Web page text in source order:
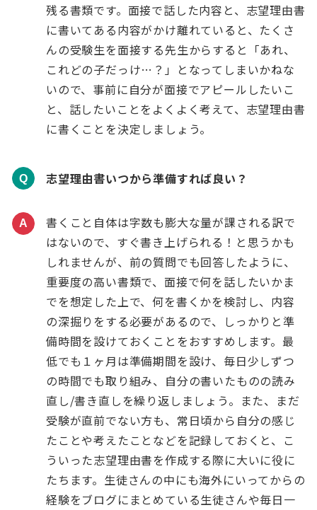
残る書類です。面接で話した内容と、志望理由書
に書いてある内容がかけ離れていると、たくさ
んの受験生を面接する先生からすると「あれ、
これどの子だっけ…？」となってしまいかねな
いので、事前に自分が面接でアピールしたいこ
と、話したいことをよくよく考えて、志望理由書
に書くことを決定しましょう。
Q 志望理由書いつから準備すれば良い？
A
書くこと自体は字数も膨大な量が課される訳で
はないので、すぐ書き上げられる！と思うかも
しれませんが、前の質問でも回答したように、
重要度の高い書類で、面接で何を話したいかま
でを想定した上で、何を書くかを検討し、内容
の深掘りをする必要があるので、しっかりと準
備時間を設けておくことをおすすめします。最
低でも１ヶ月は準備期間を設け、毎日少しずつ
の時間でも取り組み、自分の書いたものの読み
直し/書き直しを繰り返しましょう。また、まだ
受験が直前でない方も、常日頃から自分の感じ
たことや考えたことなどを記録しておくと、こ
ういった志望理由書を作成する際に大いに役に
たちます。生徒さんの中にも海外にいってからの
経験をブログにまとめている生徒さんや毎日一